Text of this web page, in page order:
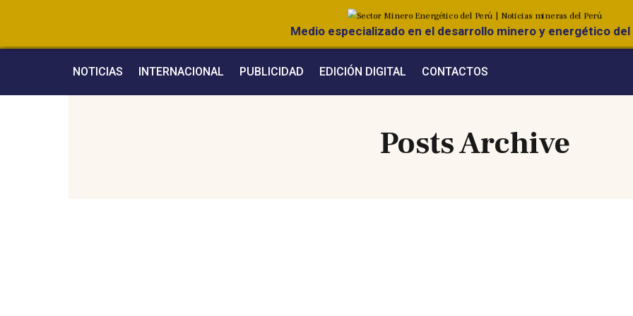
Medio especializado en el desarrollo minero y energético del
NOTICIAS INTERNACIONAL PUBLICIDAD EDICIÓN DIGITAL CONTACTOS
Posts Archive